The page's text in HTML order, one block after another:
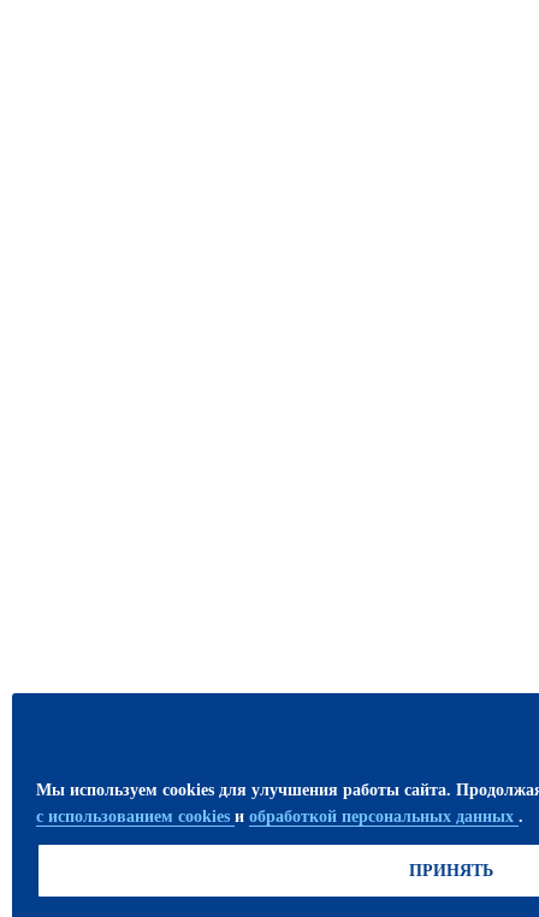
Мы используем cookies для улучшения работы сайта.
с использованием cookies и обработкой персональных данных .
ПРИНЯТЬ